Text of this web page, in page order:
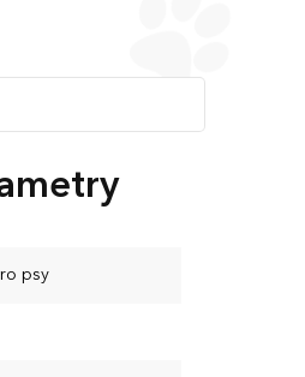
psy